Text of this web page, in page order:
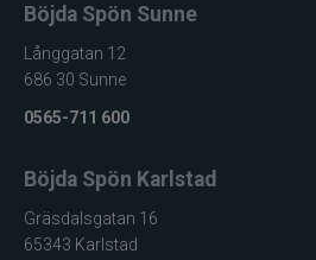
Böjda Spön Sunne
Långgatan 12
686 30 Sunne
0565-711 600
Böjda Spön Karlstad
Gräsdalsgatan 16
65343 Karlstad